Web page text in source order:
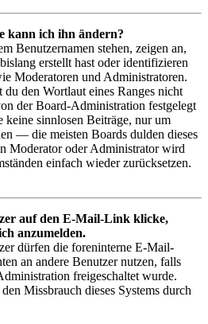
kann ich ihn ändern?
Benutzernamen stehen, zeigen an,
erstellt hast oder identifizieren
Moderatoren und Administratoren.
den Wortlaut eines Ranges nicht
der Board-Administration festgelegt
keine sinnlosen Beiträge, nur um
— die meisten Boards dulden dieses
Moderator oder Administrator wird
einfach wieder zurücksetzen.
auf den E-Mail-Link klicke,
anzumelden.
dürfen die foreninterne E-Mail-
an andere Benutzer nutzen, falls
freigeschaltet wurde.
Missbrauch dieses Systems durch